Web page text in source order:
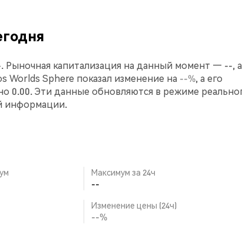
Рыночная капитализация на данный момент — --, а
Worlds Sphere показал изменение на --%, а его
0.00. Эти данные обновляются в режиме
информации.
Максимум за 24ч
--
Изменение цены (24ч)
--%